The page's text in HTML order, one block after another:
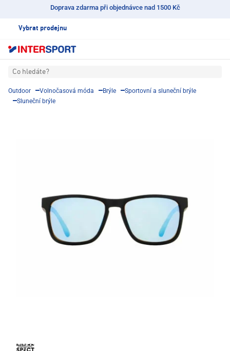
Doprava zdarma při objednávce nad 1500 Kč
Vybrat prodejnu
Co hledáte?
Outdoor Volnočasová móda Brýle
Sportovní a sluneční brýle
Sluneční brýle